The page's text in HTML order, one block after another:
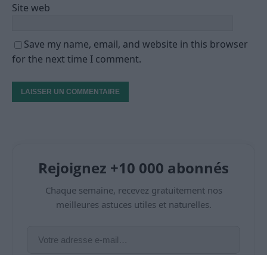
Site web
Save my name, email, and website in this browser
for the next time I comment.
Rejoignez +10 000 abonnés
Chaque semaine, recevez gratuitement nos
meilleures astuces utiles et naturelles.